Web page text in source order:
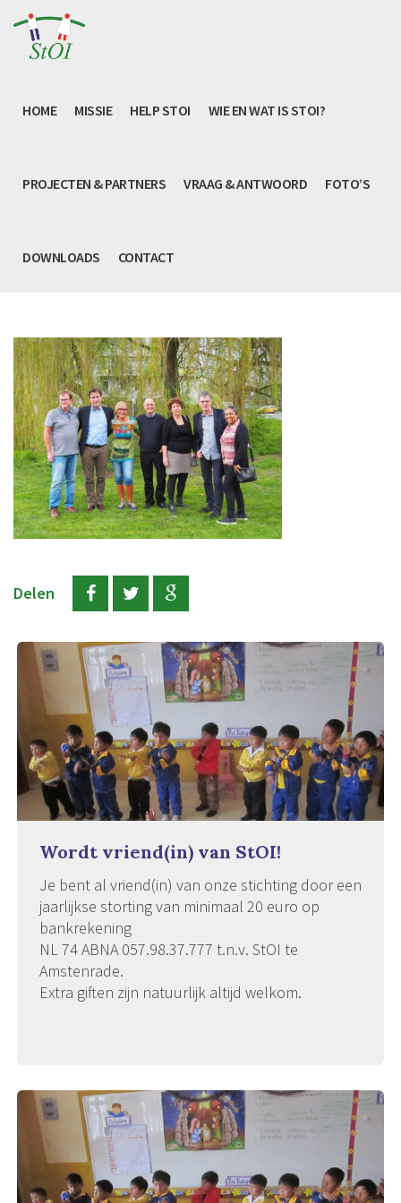
HOME MISSIE HELP STOI WIE EN WAT IS STOI?
PROJECTEN & PARTNERS VRAAG & ANTWOORD FOTO’S
DOWNLOADS CONTACT
Delen
Wordt vriend(in) van StOI!
Je bent al vriend(in) van onze stichting door een
jaarlijkse storting van minimaal 20 euro op
bankrekening
NL 74 ABNA 057.98.37.777 t.n.v. StOI te
Amstenrade.
Extra giften zijn natuurlijk altijd welkom.